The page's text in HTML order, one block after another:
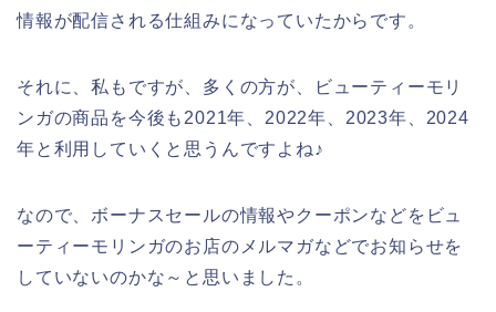
情報が配信される仕組みになっていたからです。
それに、私もですが、多くの方が、ビューティーモリ
ンガの商品を今後も2021年、2022年、2023年、2024
年と利用していくと思うんですよね♪
なので、ボーナスセールの情報やクーポンなどをビュ
ーティーモリンガのお店のメルマガなどでお知らせを
していないのかな～と思いました。